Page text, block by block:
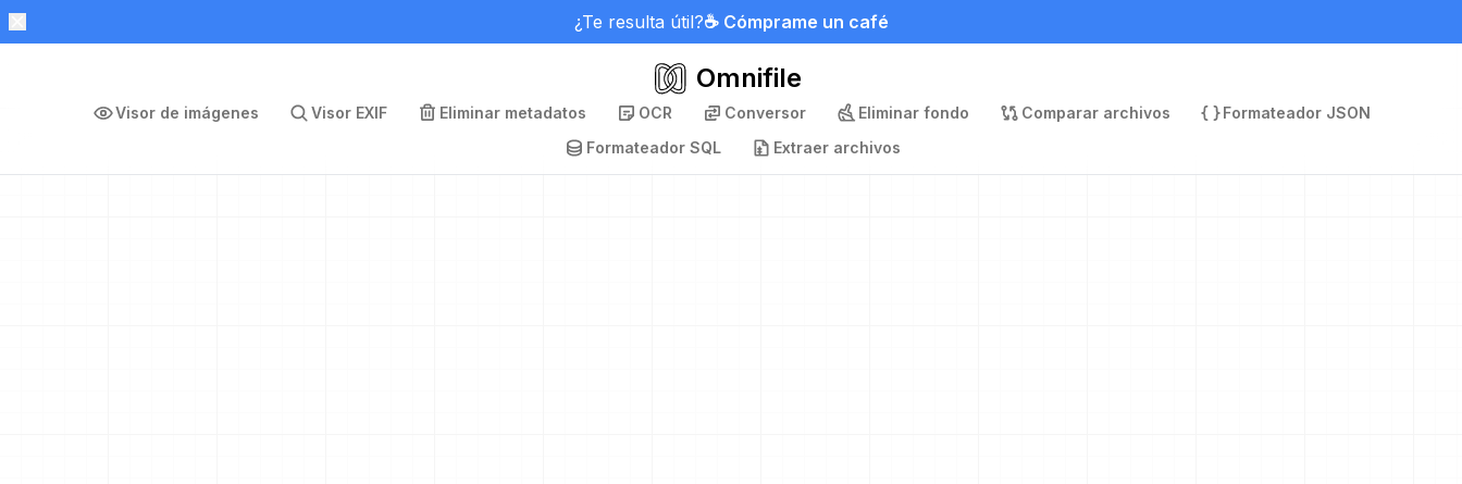
¿Te resulta útil?☕ Cómprame un café
Omnifile
Visor de imágenes Visor EXIF Eliminar metadatos OCR Conversor Eliminar fondo Comparar archivos
Formateador JSON
Formateador SQL
Extraer archivos